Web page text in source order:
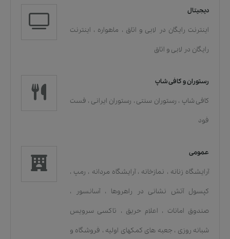
دیجیتال
اینترنت رایگان در لابی و اتاق ، ماهواره ، اینترنت
رایگان در لابی و اتاق
رستوران و کافی شاپ
کافی شاپ ، رستوران سنتی ، رستوران ایرانی ، فست
فود
عمومی
آرایشگاه زنانه ، نمازخانه ، آرایشگاه مردانه ، رمپ ،
کپسول آتش نشانی در راهروها ، آسانسور ،
صندوق امانات ، اعلام حریق ، تاکسی سرویس
شبانه روزی ، جعبه های کمکهای اولیه ، فروشگاه و